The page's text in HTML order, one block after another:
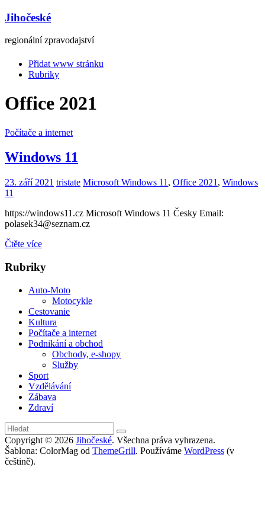
Jihočeské
regionální zpravodajství
Přidat www stránku
Rubriky
Office 2021
Počítače a internet
Windows 11
23. září 2021 tristate Microsoft Windows 11 , Office 2021 , Windows
11
https://windows11.cz Microsoft Windows 11 Česky Email:
polasek34@seznam.cz
Čtěte více
Rubriky
Auto-Moto
Motocykle
Cestovanie
Kultura
Počítače a internet
Podnikání a obchod
Obchody, e-shopy
Služby
Sport
Vzdělávání
Zábava
Zdraví
Copyright © 2026 Jihočeské. Všechna práva vyhrazena.
Šablona: ColorMag od ThemeGrill. Používáme WordPress (v
češtině).